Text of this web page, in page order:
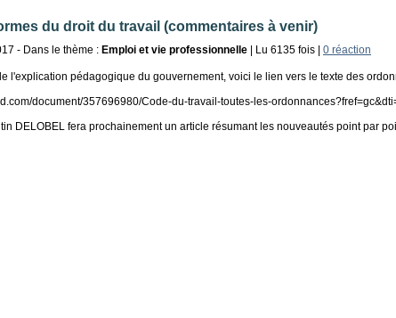
du droit du travail (commentaires à venir)
- Dans le thème : Emploi et vie professionnelle | Lu 6135 fois | 0 réaction
l'explication pédagogique du gouvernement, voici le lien vers le texte des
document/357696980/Code-du-travail-toutes-les-
DELOBEL fera prochainement un article résumant les nouveautés point par